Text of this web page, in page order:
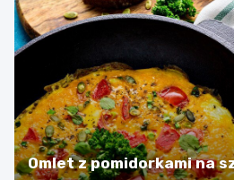
Omlet z pomidorkami na